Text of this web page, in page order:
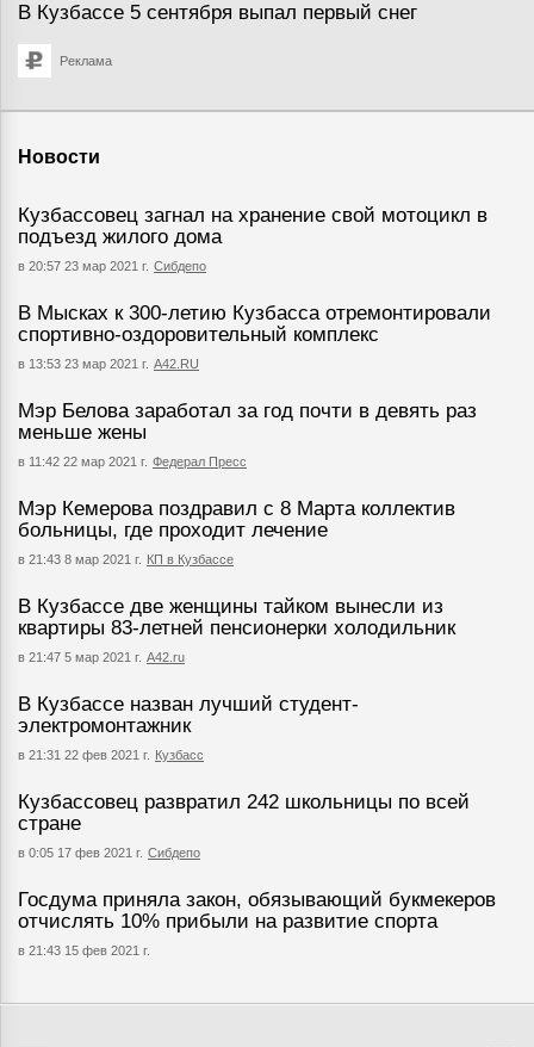
В Кузбассе 5 сентября выпал первый снег
Реклама
Новости
Кузбассовец загнал на хранение свой мотоцикл в
подъезд жилого дома
в 20:57 23 мар 2021 г. Сибдепо
В Мысках к 300-летию Кузбасса отремонтировали
спортивно-оздоровительный комплекс
в 13:53 23 мар 2021 г. А42.RU
Мэр Белова заработал за год почти в девять раз
меньше жены
в 11:42 22 мар 2021 г. Федерал Пресс
Мэр Кемерова поздравил с 8 Марта коллектив
больницы, где проходит лечение
в 21:43 8 мар 2021 г. КП в Кузбассе
В Кузбассе две женщины тайком вынесли из
квартиры 83-летней пенсионерки холодильник
в 21:47 5 мар 2021 г. А42.ru
В Кузбассе назван лучший студент-
электромонтажник
в 21:31 22 фев 2021 г. Кузбасс
Кузбассовец развратил 242 школьницы по всей
стране
в 0:05 17 фев 2021 г. Сибдепо
Госдума приняла закон, обязывающий букмекеров
отчислять 10% прибыли на развитие спорта
в 21:43 15 фев 2021 г.